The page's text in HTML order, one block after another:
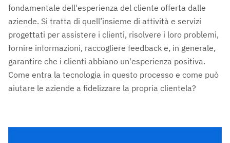
fondamentale dell'esperienza del cliente offerta dalle
aziende. Si tratta di quell’insieme di attività e servizi
progettati per assistere i clienti, risolvere i loro problemi,
fornire informazioni, raccogliere feedback e, in generale,
garantire che i clienti abbiano un'esperienza positiva.
Come entra la tecnologia in questo processo e come può
aiutare le aziende a fidelizzare la propria clientela?